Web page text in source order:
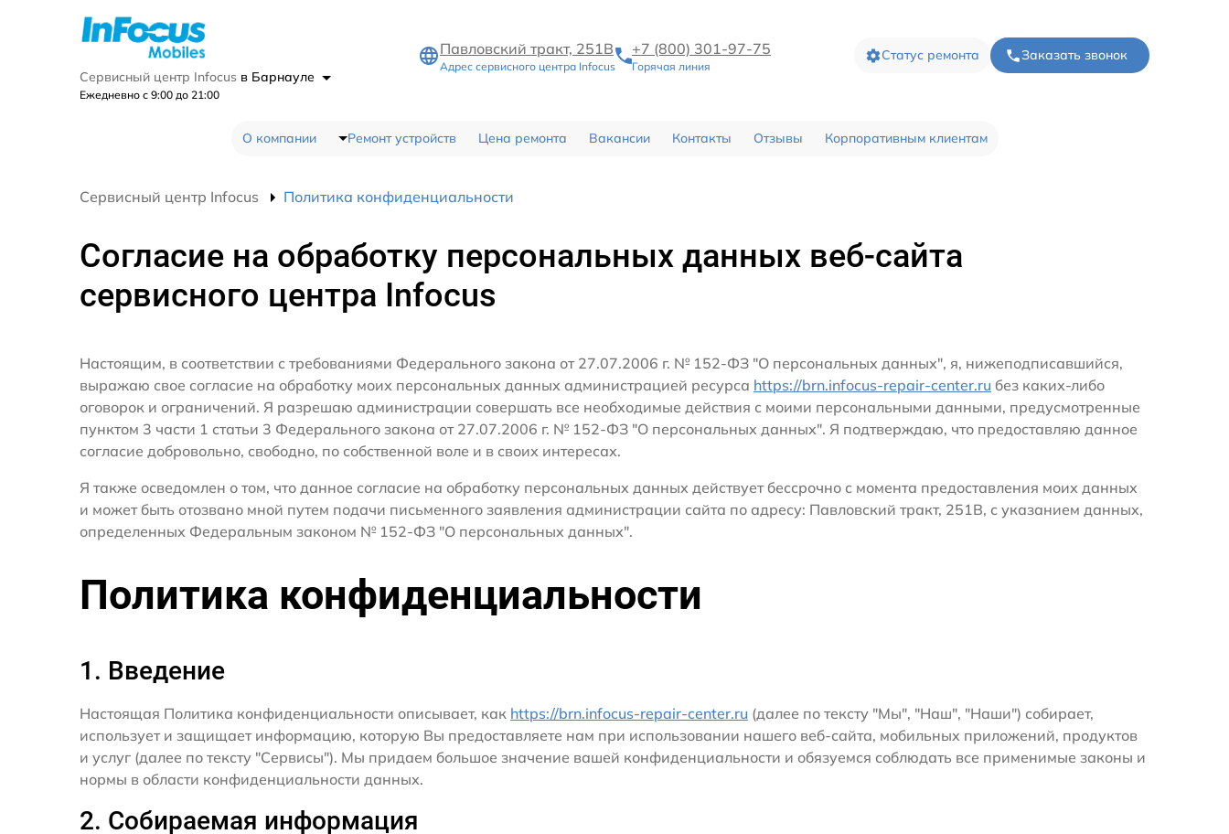
Сервисный центр Infocus в Барнауле
Ежедневно с 9:00 до 21:00
Павловский тракт, 251В
Адрес сервисного центра Infocus
+7 (800) 301-97-75
Горячая линия
Статус ремонта Заказать звонок
О компании Ремонт устройств Цена ремонта Вакансии Контакты Отзывы Корпоративным клиентам
Сервисный центр Infocus Политика конфиденциальности
Согласие на обработку персональных данных веб-сайта
сервисного центра Infocus
Настоящим, в соответствии с требованиями Федерального закона от 27.07.2006 г. № 152-ФЗ "О персональных данных", я, нижеподписавшийся,
выражаю свое согласие на обработку моих персональных данных администрацией ресурса https://brn.infocus-repair-center.ru без каких-либо
оговорок и ограничений. Я разрешаю администрации совершать все необходимые действия с моими персональными данными, предусмотренные
пунктом 3 части 1 статьи 3 Федерального закона от 27.07.2006 г. № 152-ФЗ "О персональных данных". Я подтверждаю, что предоставляю данное
согласие добровольно, свободно, по собственной воле и в своих интересах.
Я также осведомлен о том, что данное согласие на обработку персональных данных действует бессрочно с момента предоставления моих данных
и может быть отозвано мной путем подачи письменного заявления администрации сайта по адресу: Павловский тракт, 251В, с указанием данных,
определенных Федеральным законом № 152-ФЗ "О персональных данных".
Политика конфиденциальности
1. Введение
Настоящая Политика конфиденциальности описывает, как https://brn.infocus-repair-center.ru (далее по тексту "Мы", "Наш", "Наши") собирает,
использует и защищает информацию, которую Вы предоставляете нам при использовании нашего веб-сайта, мобильных приложений, продуктов
и услуг (далее по тексту "Сервисы"). Мы придаем большое значение вашей конфиденциальности и обязуемся соблюдать все применимые законы и
нормы в области конфиденциальности данных.
2. Собираемая информация